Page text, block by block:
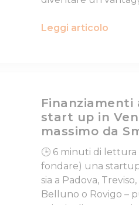
Leggi articolo
start up in
massimo da
🕒 6 minuti di lettura
fondare) una
sia a Padova,
Belluno o Rovigo –